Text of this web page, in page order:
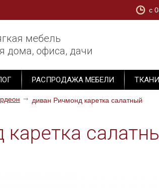
секция М-1
c
мебель
дома, офиса, дачи
РАСПРОДАЖА МЕБЕЛИ ТКАНИ
диван Ричмонд каретка салатный